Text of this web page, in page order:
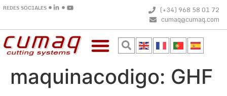
REDES SOCIALES
(+34) 968 58 01 72
cumaq@cumaq.com
maquinacodigo: GHF